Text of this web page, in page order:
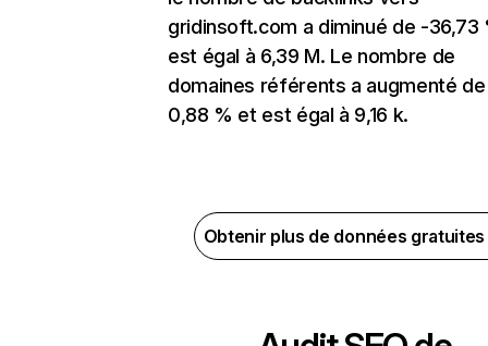
gridinsoft.com a diminué de -36,73
est égal à 6,39 M. Le nombre de
domaines référents a augmenté de
0,88 % et est égal à 9,16 k.
Obtenir plus de données